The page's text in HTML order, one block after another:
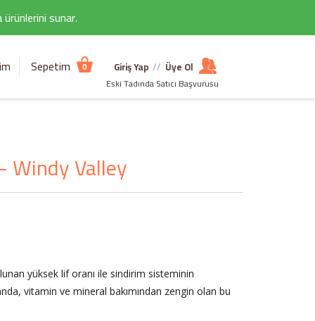
sunar.
Sepetim 0 Giriş Yap // Üye Ol
Eski Tadında Satıcı Başvurusu
Windy Valley
yüksek lif oranı ile sindirim sisteminin
vitamin ve mineral bakımından zengin olan bu